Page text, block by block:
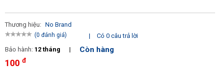
Thương hiệu: No Brand
(0 đánh giá) |
Có 0 câu trả lời
Bảo hành: 12 tháng | Còn hàng
100 đ